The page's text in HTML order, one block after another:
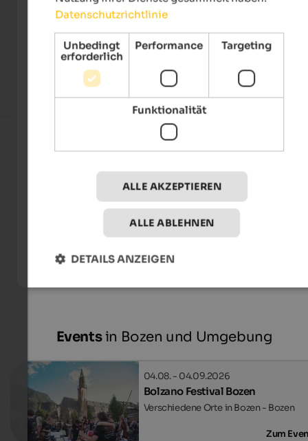
Naturhotel Waldheim
Preis von 6. Ruhe und Entspannung, die Sie sich von
Ihrem Urlaub erhoffen.
Zum Angebot
The Night of Musicals - Showtime Agency
Eventsin Bozen und Umgebung
04.08. - 04.09.2026
Bolzano Festival Bozen
Verschiedene Orte in Bozen - Bozen
Zum
Datenschutzrichtlinie
Unbedingt
erforderlich
Performance Targeting
Funktionalität
ALLE AKZEPTIEREN
ALLE ABLEHNEN
DETAILS ANZEIGEN